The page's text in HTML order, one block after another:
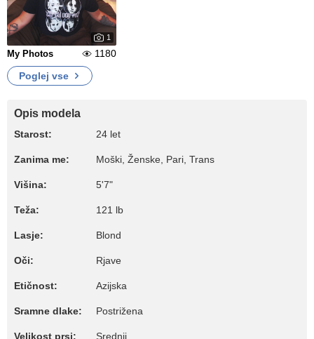
1
My Photos
1180
Poglej vse
Opis modela
Starost: 24 let
Zanima me: Moški, Ženske, Pari, Trans
Višina: 5'7"
Teža: 121 lb
Lasje: Blond
Oči: Rjave
Etičnost: Azijska
Sramne dlake: Postrižena
Velikost prsi: Srednji